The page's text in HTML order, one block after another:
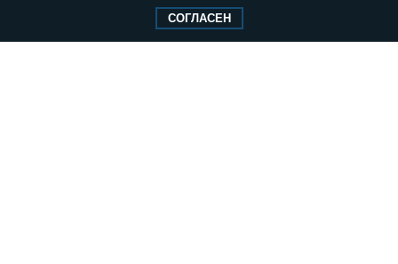
Свидетельство о регистрации Эл № ФС77-
СОГЛАСЕН